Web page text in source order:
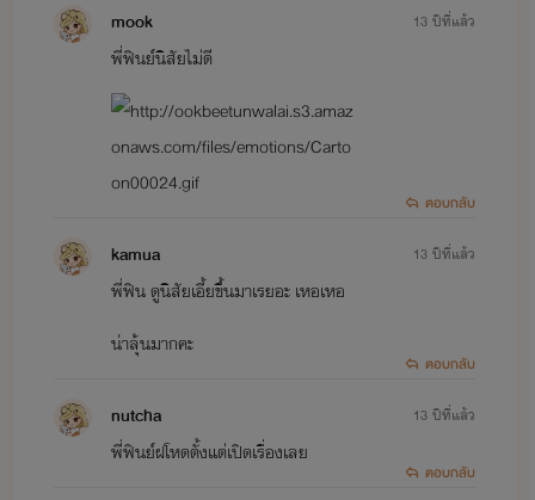
mook
พี่ฟินย์นิสัยไม่ดี
13 ปีที่แล้ว
ตอบกลับ
kamua
พี่ฟิน ดูนิสัยเอี้ยขึ้นมาเรยอะ เหอเหอ
น่าลุ้นมากคะ
13 ปีที่แล้ว
ตอบกลับ
nutcha
พี่ฟินย์ฝโหดตั้งแต่เปิดเรื่องเลย
13 ปีที่แล้ว
ตอบกลับ